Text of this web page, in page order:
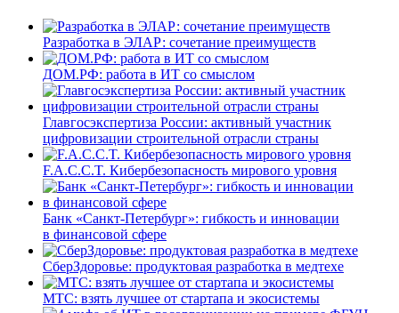
Разработка в ЭЛАР: сочетание преимуществ
ДОМ.РФ: работа в ИТ со смыслом
Главгосэкспертиза России: активный участник
цифровизации строительной отрасли страны
F.A.C.C.T. Кибербезопасность мирового уровня
Банк «Санкт-Петербург»: гибкость и инновации
в финансовой сфере
СберЗдоровье: продуктовая разработка в медтехе
МТС: взять лучшее от стартапа и экосистемы